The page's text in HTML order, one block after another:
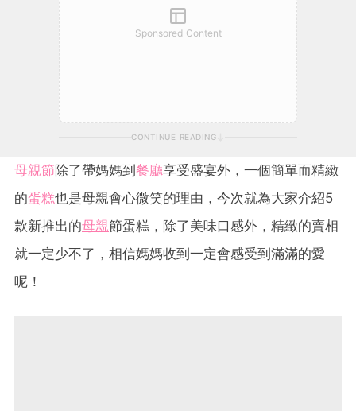
Sponsored Content
CONTINUE READING
母親節除了帶媽媽到餐廳享受盛宴外，一個簡單而精緻
的蛋糕也是母親會心微笑的理由，今次就為大家介紹5
款新推出的母親節蛋糕，除了美味口感外，精緻的賣相
就一定少不了，相信媽媽收到一定會感受到滿滿的愛
呢！